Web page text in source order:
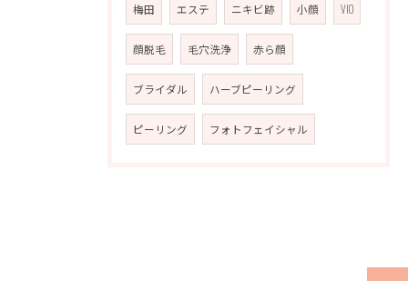
梅田 エステ ニキビ跡 小顔 VIO
顔脱毛 毛穴洗浄 赤ら顔
ブライダル ハーブピーリング
ピーリング フォトフェイシャル